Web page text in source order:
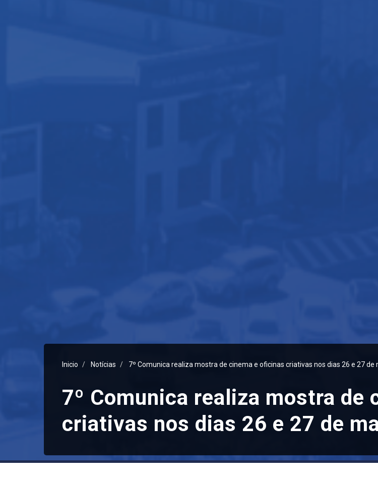
Inicio Notícias 7º Comunica realiza mostra de cinema e oficinas criativas nos dias 26 e 27 de
7º Comunica realiza mostra de
criativas nos dias 26 e 27 de